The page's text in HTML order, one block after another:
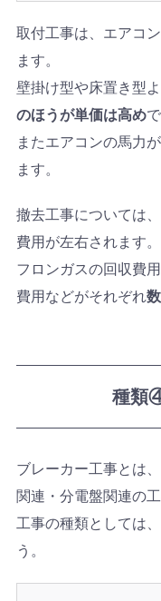
取付工事は、エアコ
ます。
壁掛け型や床置き型よ
のほうが単価は高めで
またエアコンの馬力
ます。
撤去工事については
費用が左右されます。
フロンガスの回収費用
費用などがそれぞれ
種類
ブレーカー工事とは
関連・分電盤関連の工
工事の種類としては
う。